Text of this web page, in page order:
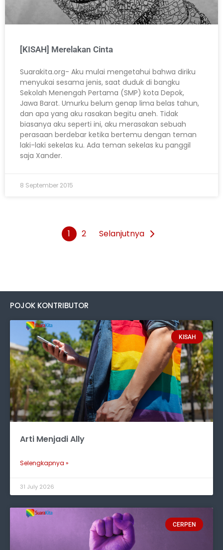
[KISAH] Merelakan Cinta
Suarakita.org- Aku mulai mengetahui bahwa diriku
menyukai sesama jenis, saat duduk di bangku
Sekolah Menengah Pertama (SMP) kota Depok,
Jawa Barat. Umurku belum genap lima belas tahun,
dan apa yang aku rasakan begitu aneh. Tidak
biasanya aku seperti ini, aku merasakan sebuah
perasaan berdebar ketika bertemu dengan teman
laki-laki sekelas ku. Ada teman sekelas ku panggil
saja Xander.
8 September 2015
1 2 Selanjutnya
POJOK KONTRIBUTOR
KISAH
Arti Menjadi Ally
Selengkapnya »
31 July 2026
CERPEN